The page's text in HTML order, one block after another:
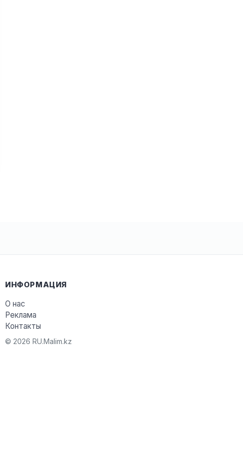
ИНФОРМАЦИЯ
О нас
Реклама
Контакты
© 2026 RU.Malim.kz